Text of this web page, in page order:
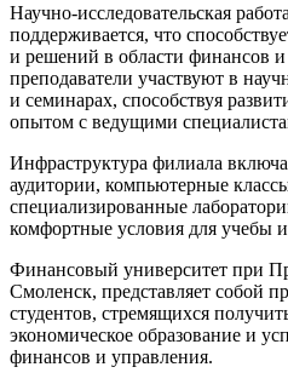
Научно-исследовательская
поддерживается, что
и решений в области финансов
преподаватели участвуют в
и семинарах, способствуя
опытом с ведущими
Инфраструктура филиала
аудитории, компьютерные
специализированные
комфортные условия для учебы
Финансовый университет при
Смоленск, представляет собой
студентов, стремящихся
экономическое образование и
финансов и управления.